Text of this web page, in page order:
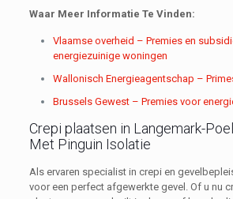
Waar Meer Informatie Te Vinden:
Vlaamse overheid – Premies en
energiezuinige woningen
Wallonisch Energieagentschap –
Brussels Gewest – Premies voor
Crepi plaatsen in Langemark-
Met Pinguin Isolatie
Als ervaren specialist in crepi en
voor een perfect afgewerkte gevel. Of u nu